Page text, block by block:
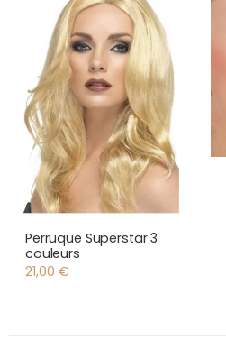
Perruque Superstar 3
couleurs
21,00 €